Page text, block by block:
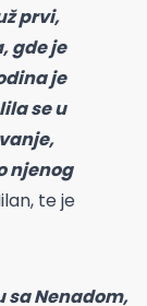
prvi,
gde je
je
se u
njenog
te je
sa Nenadom,